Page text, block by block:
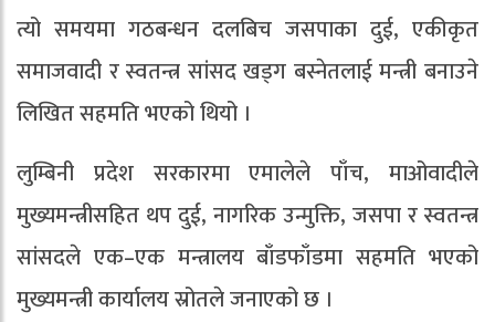
त्यो समयमा गठबन्धन दलबिच जसपाका दुई, एकीकृत
समाजवादी र स्वतन्त्र सांसद खड्ग बस्नेतलाई मन्त्री बनाउने
लिखित सहमति भएको थियो ।
लुम्बिनी प्रदेश सरकारमा एमालेले पाँच, माओवादीले
मुख्यमन्त्रीसहित थप दुई, नागरिक उन्मुक्ति, जसपा र स्वतन्त्र
सांसदले एक–एक मन्त्रालय बाँडफाँडमा सहमति भएको
मुख्यमन्त्री कार्यालय स्रोतले जनाएको छ ।